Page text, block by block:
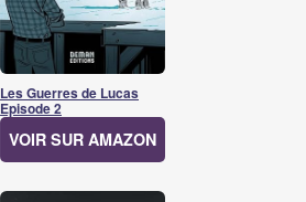
Les Guerres de Lucas
Episode 2
VOIR SUR AMAZON